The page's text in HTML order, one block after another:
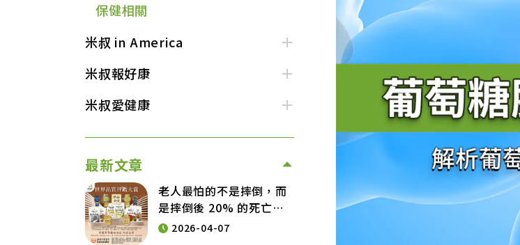
保健相關
米叔 in America
米叔報好康
米叔愛健康
最新文章
老人最怕的不是摔倒，而
是摔倒後 20% 的死亡
率！預防銀髮族意外，從
2026-04-07